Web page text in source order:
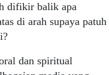
difikir balik apa
di arah supaya patuh
dan spiritual